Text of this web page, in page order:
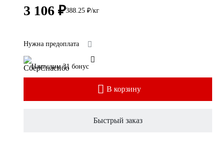
3 106 ₽388.25 ₽/кг
Нужна предоплата
Начислим 31 бонус
В корзину
Быстрый заказ